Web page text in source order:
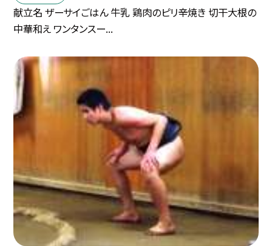
献立名 ザーサイごはん 牛乳 鶏肉のピリ辛焼き 切干大根の
中華和え ワンタンスー...